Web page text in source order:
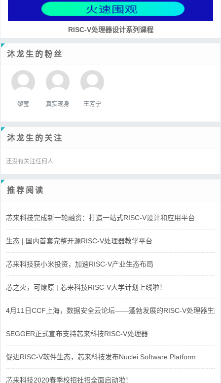
RISC-V处理器设计系列课程
沐龙生的粉丝
黎莹 真实现身 王芳宁
沐龙生的关注
还没有关注任何人
推荐阅读
芯来科技完成新一轮融资：打造一站式RISC-V设计和应用平台
生态 | 国内首套完整开源RISC-V处理器教学平台
芯来科技获小米投资，加速RISC-V产业生态布局
芯之火，可燎原 | 芯来科技RISC-V大学计划上线啦！
4月11日CCF上海，数据安全云论坛——蓬勃发展的RISC-V处理器生态
SEGGER正式宣布支持芯来科技RISC-V处理器
促进RISC-V软件生态，芯来科技发布Nuclei Software Platform
芯来科技2020春季校招社招全面启动啦！